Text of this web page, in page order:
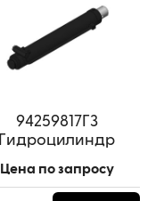
94259817ГЗ
Гидроцилиндр
94259817ГЗ
Цена по запросу